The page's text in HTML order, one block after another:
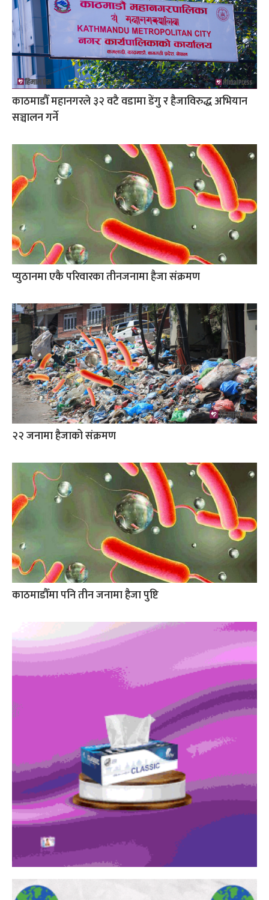
काठमाडौँ महानगरले ३२ वटै वडामा डेंगु र हैजाविरुद्ध अभियान
सञ्चालन गर्ने
प्युठानमा एकै परिवारका तीनजनामा हैजा संक्रमण
२२ जनामा हैजाको संक्रमण
काठमाडौँमा पनि तीन जनामा हैजा पुष्टि